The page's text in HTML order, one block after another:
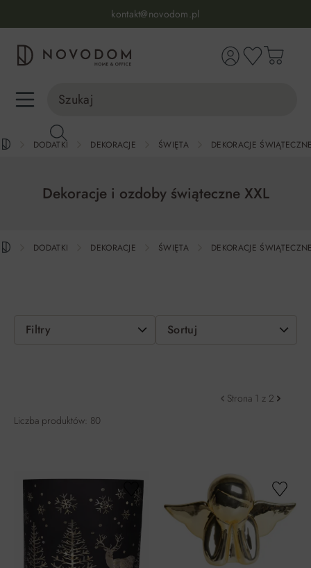
Dostawa z wniesieniem
30 dni na zwrot lub wymianę
98% zadowolonych klientów
Infolinia: 515 639 067 (pon-pt: 7-17, sb-nd: 9-17)
DODATKI DEKORACJE ŚWIĘTA DEKORACJE
Dekoracje i ozdoby świąteczne XXL
DODATKI DEKORACJE ŚWIĘTA DEKORACJE
Filtry Sortuj
Liczba produktów: 80
Strona 1 z 2